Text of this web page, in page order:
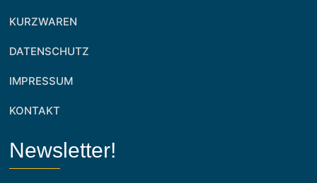
KURZWAREN
DATENSCHUTZ
IMPRESSUM
KONTAKT
Newsletter!